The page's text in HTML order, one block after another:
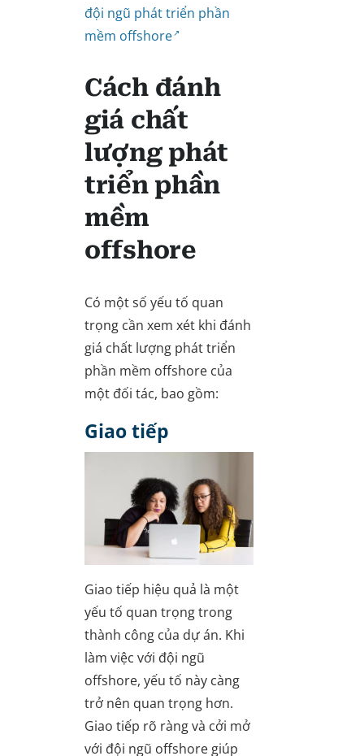
đội ngũ phát triển phần
mềm offshore
Cách đánh
giá chất
lượng phát
triển phần
mềm
offshore
Có một số yếu tố quan
trọng cần xem xét khi đánh
giá chất lượng phát triển
phần mềm offshore của
một đối tác, bao gồm:
Giao tiếp
Giao tiếp hiệu quả là một
yếu tố quan trọng trong
thành công của dự án. Khi
làm việc với đội ngũ
offshore, yếu tố này càng
trở nên quan trọng hơn.
Giao tiếp rõ ràng và cởi mở
với đội ngũ offshore giúp